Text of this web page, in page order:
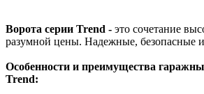
Ворота серии Trend - это сочетание
разумной цены. Надежные, безопасные
Особенности и преимущества
Trend: